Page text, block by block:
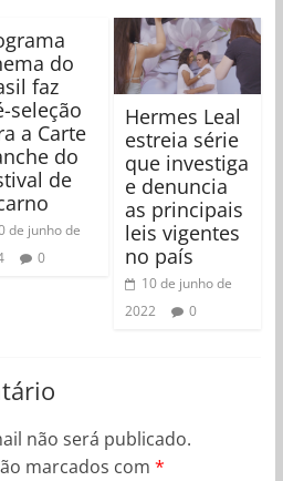
do
faz
seleção
a Carte
do
de
de junho de
0
Hermes Leal
estreia série
que investiga
e denuncia
as principais
leis vigentes
no país
10 de junho de
2022
0
não será publicado.
marcados com *